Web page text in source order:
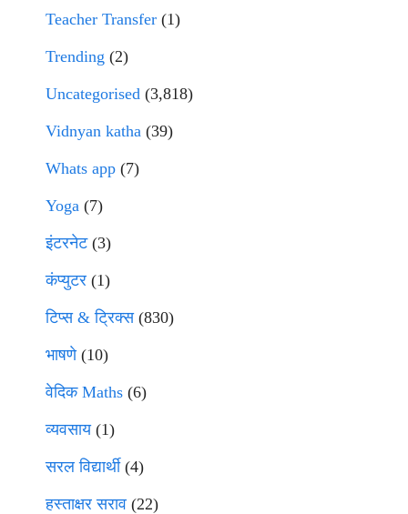
Teacher Transfer (1)
Trending (2)
Uncategorised (3,818)
Vidnyan katha (39)
Whats app (7)
Yoga (7)
इंटरनेट(3)
कंप्युटर (1)
टिप्स & ट्रिक्स(830)
भाषणे(10)
वेदिक Maths (6)
व्यवसाय(1)
सरल विद्यार्थी(4)
हस्ताक्षर सराव (22)